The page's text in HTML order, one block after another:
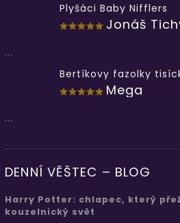
Plyšáci Baby Nifflers
Jonáš
...
Bertíkovy fazolky
Mega
...
DENNÍ VĚŠTEC – BLOG
Harry Potter: chlapec, který
kouzelnický svět